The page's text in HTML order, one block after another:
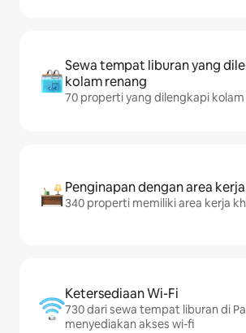
Sewa tempat liburan yang
kolam renang
70 properti yang dilengkapi
Penginapan dengan area
340 properti memiliki area kerja
Ketersediaan Wi-Fi
730 dari sewa tempat liburan di
menyediakan akses wi-fi